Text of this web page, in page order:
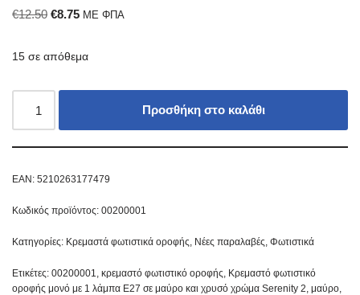
€12.50 €8.75 ΜΕ ΦΠΑ
15 σε απόθεμα
Προσθήκη στο καλάθι
EAN: 5210263177479
Κωδικός προϊόντος: 00200001
Κατηγορίες: Κρεμαστά φωτιστικά οροφής, Νέες παραλαβές, Φωτιστικά
Ετικέτες: 00200001, κρεμαστό φωτιστικό οροφής, Κρεμαστό φωτιστικό
οροφής μονό με 1 λάμπα Ε27 σε μαύρο και χρυσό χρώμα Serenity 2, μαύρο,